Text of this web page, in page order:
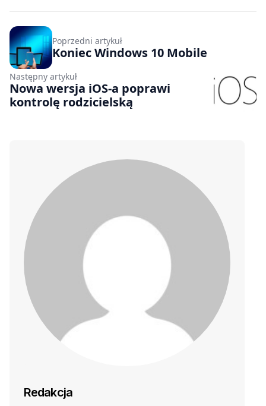
Poprzedni artykuł
Koniec Windows 10 Mobile
Następny artykuł
Nowa wersja iOS-a poprawi
kontrolę rodzicielską
Redakcja